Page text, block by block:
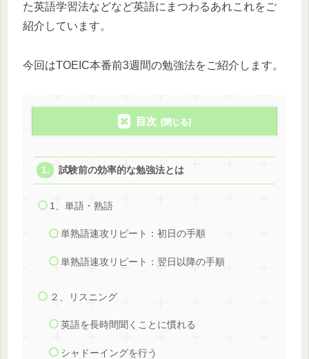
た英語学習法などなど英語にまつわるあれこれをご
紹介しています。
今回はTOEIC本番前3週間の勉強法をご紹介します。
目次
試験前の効率的な勉強法とは
1、単語・熟語
単熟語速攻リピート：初日の手順
単熟語速攻リピート：翌日以降の手順
２、リスニング
英語を長時間聞くことに慣れる
シャドーイングを行う